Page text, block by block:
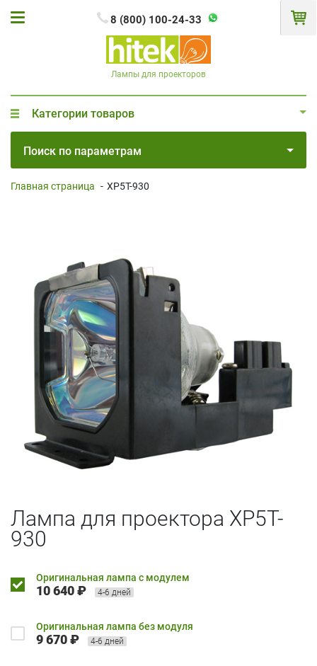
8 (800) 100-24-33
Лампы для проекторов
Категории товаров
Поиск по параметрам
Главная страница - XP5T-930
Лампа для проектора XP5T-
930
Оригинальная лампа с модулем
10 640 ₽ 4-6 дней
Оригинальная лампа без модуля
9 670 ₽ 4-6 дней